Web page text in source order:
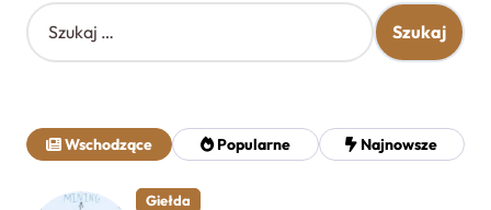
S
z
j
:
Wschodzące Popularne Najnowsze
Giełda